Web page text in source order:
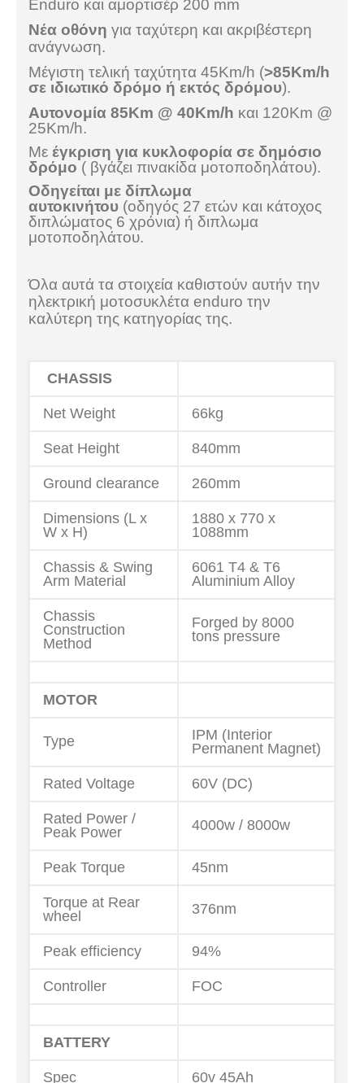
Enduro και αμορτισέρ 200 mm
Νέα οθόνη για ταχύτερη και ακριβέστερη
ανάγνωση.
Μέγιστη τελική ταχύτητα 45Km/h (>85Km/h
σε ιδιωτικό δρόμο ή εκτός δρόμου).
Aυτονομία 85Km @ 40Km/h και 120Km @
25Km/h.
Με έγκριση για κυκλοφορία σε δημόσιο
δρόμο ( βγάζει πινακίδα μοτοποδηλάτου).
Οδηγείται με δίπλωμα
αυτοκινήτου (οδηγός 27 ετών και κάτοχος
διπλώματος 6 χρόνια) ή διπλωμα
μοτοποδηλάτου.
Όλα αυτά τα στοιχεία καθιστούν αυτήν την
ηλεκτρική μοτοσυκλέτα enduro την
καλύτερη της κατηγορίας της.
CHASSIS
Net Weight 66kg
Seat Height 840mm
Ground clearance 260mm
Dimensions (L x
W x H)
1880 x 770 x
1088mm
Chassis & Swing
Arm Material
6061 T4 & T6
Aluminium Alloy
Chassis
Construction
Method
Forged by 8000
tons pressure
MOTOR
Type
IPM (Interior
Permanent Magnet)
Rated Voltage 60V (DC)
Rated Power /
Peak Power
4000w / 8000w
Peak Torque 45nm
Torque at Rear
wheel
376nm
Peak efficiency 94%
Controller FOC
BATTERY
Spec 60v 45Ah